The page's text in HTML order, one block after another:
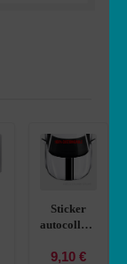
Sticker
autocollant
liseret
9,10 €